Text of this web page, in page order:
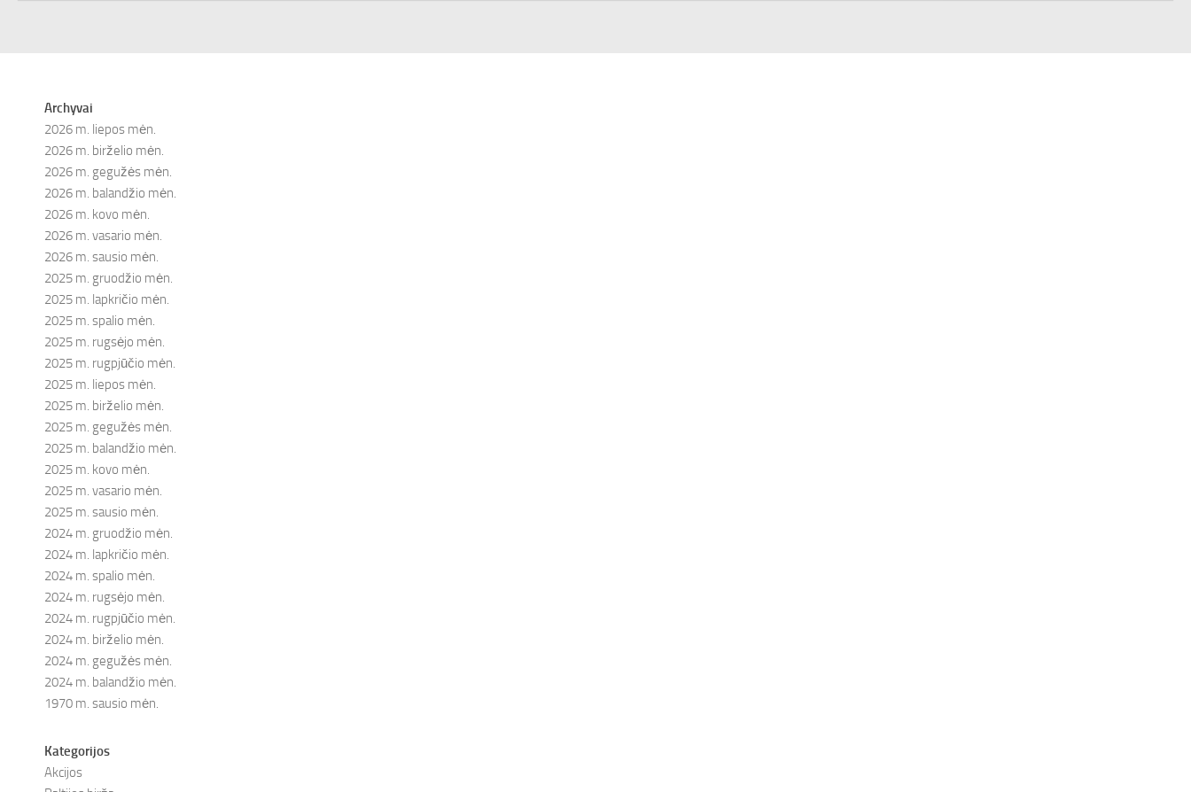
Archyvai
2026 m. liepos mėn.
2026 m. birželio mėn.
2026 m. gegužės mėn.
2026 m. balandžio mėn.
2026 m. kovo mėn.
2026 m. vasario mėn.
2026 m. sausio mėn.
2025 m. gruodžio mėn.
2025 m. lapkričio mėn.
2025 m. spalio mėn.
2025 m. rugsėjo mėn.
2025 m. rugpjūčio mėn.
2025 m. liepos mėn.
2025 m. birželio mėn.
2025 m. gegužės mėn.
2025 m. balandžio mėn.
2025 m. kovo mėn.
2025 m. vasario mėn.
2025 m. sausio mėn.
2024 m. gruodžio mėn.
2024 m. lapkričio mėn.
2024 m. spalio mėn.
2024 m. rugsėjo mėn.
2024 m. rugpjūčio mėn.
2024 m. birželio mėn.
2024 m. gegužės mėn.
2024 m. balandžio mėn.
1970 m. sausio mėn.
Kategorijos
Akcijos